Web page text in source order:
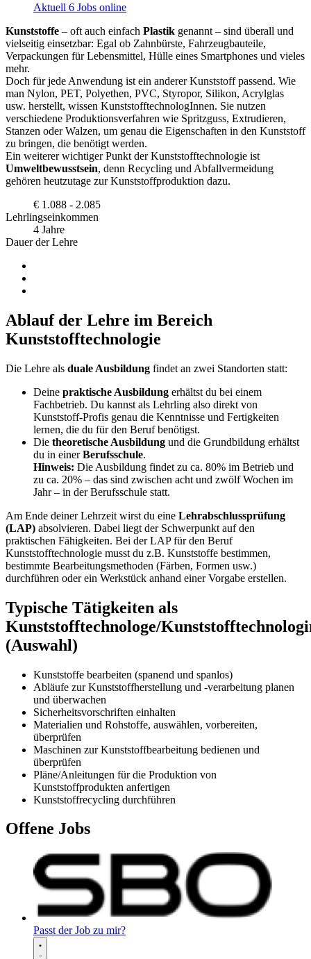
Aktuell 6 Jobs online
Kunststoffe – oft auch einfach Plastik genannt – sind überall und
vielseitig einsetzbar: Egal ob Zahnbürste, Fahrzeugbauteile,
Verpackungen für Lebensmittel, Hülle eines Smartphones und vieles
mehr.
Doch für jede Anwendung ist ein anderer Kunststoff passend. Wie
man Nylon, PET, Polyethen, PVC, Styropor, Silikon, Acrylglas
usw. herstellt, wissen KunststofftechnologInnen. Sie nutzen
verschiedene Produktionsverfahren wie Spritzguss, Extrudieren,
Stanzen oder Walzen, um genau die Eigenschaften in den Kunststoff
zu bringen, die benötigt werden.
Ein weiterer wichtiger Punkt der Kunststofftechnologie ist
Umweltbewusstsein, denn Recycling und Abfallvermeidung
gehören heutzutage zur Kunststoffproduktion dazu.
€ 1.088 - 2.085
Lehrlingseinkommen
4 Jahre
Dauer der Lehre
Ablauf der Lehre im Bereich
Kunststofftechnologie
Die Lehre als duale Ausbildung findet an zwei Standorten statt:
Deine praktische Ausbildung erhältst du bei einem
Fachbetrieb. Du kannst als Lehrling also direkt von
Kunststoff-Profis genau die Kenntnisse und Fertigkeiten
lernen, die du für den Beruf benötigst.
Die theoretische Ausbildung und die Grundbildung erhältst
du in einerBerufsschule.
Hinweis: Die Ausbildung findet zu ca. 80% im Betrieb und
zu ca. 20% – das sind zwischen acht und zwölf Wochen im
Jahr – in der Berufsschule statt.
Am Ende deiner Lehrzeit wirst du eine Lehrabschlussprüfung
(LAP) absolvieren. Dabei liegt der Schwerpunkt auf den
praktischen Fähigkeiten. Bei der LAP für den Beruf
Kunststofftechnologie musst du z.B. Kunststoffe bestimmen,
bestimmte Bearbeitungsmethoden (Färben, Formen usw.)
durchführen oder ein Werkstück anhand einer Vorgabe erstellen.
Typische Tätigkeiten als
Kunststofftechnologe/
(Auswahl)
Kunststoffe bearbeiten (spanend und spanlos)
Abläufe zur Kunststoffherstellung und -verarbeitung planen
und überwachen
Sicherheitsvorschriften einhalten
Materialien und Rohstoffe, auswählen, vorbereiten,
überprüfen
Maschinen zur Kunststoffbearbeitung bedienen und
überprüfen
Pläne/Anleitungen für die Produktion von
Kunststoffprodukten anfertigen
Kunststoffrecycling durchführen
Offene Jobs
Passt der Job zu mir?